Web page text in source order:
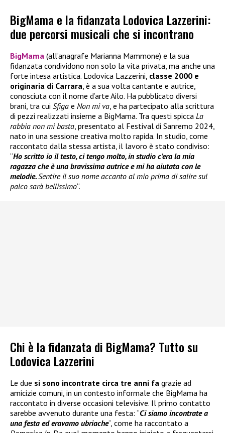
BigMama e la fidanzata Lodovica Lazzerini:
due percorsi musicali che si incontrano
BigMama (all’anagrafe Marianna Mammone) e la sua
fidanzata condividono non solo la vita privata, ma anche una
forte intesa artistica. Lodovica Lazzerini, classe 2000 e
originaria di Carrara , è a sua volta cantante e autrice,
conosciuta con il nome d’arte Ailo. Ha pubblicato diversi
brani, tra cui Sfiga e Non mi va , e ha partecipato alla scrittura
di pezzi realizzati insieme a BigMama. Tra questi spicca La
rabbia non mi basta , presentato al Festival di Sanremo 2024,
nato in una sessione creativa molto rapida. In studio, come
raccontato dalla stessa artista, il lavoro è stato condiviso:
“Ho scritto io il testo, ci tengo molto, in studio c’era la mia
ragazza che è una bravissima autrice e mi ha aiutata con le
melodie.Sentire il suo nome accanto al mio prima di salire sul
palco sarà bellissimo“.
Chi è la fidanzata di BigMama? Tutto su
Lodovica Lazzerini
Le due si sono incontrate circa tre anni fa grazie ad
amicizie comuni, in un contesto informale che BigMama ha
raccontato in diverse occasioni televisive. Il primo contatto
sarebbe avvenuto durante una festa: “Ci siamo incontrate a
una festa ed eravamo ubriache“, come ha raccontato a